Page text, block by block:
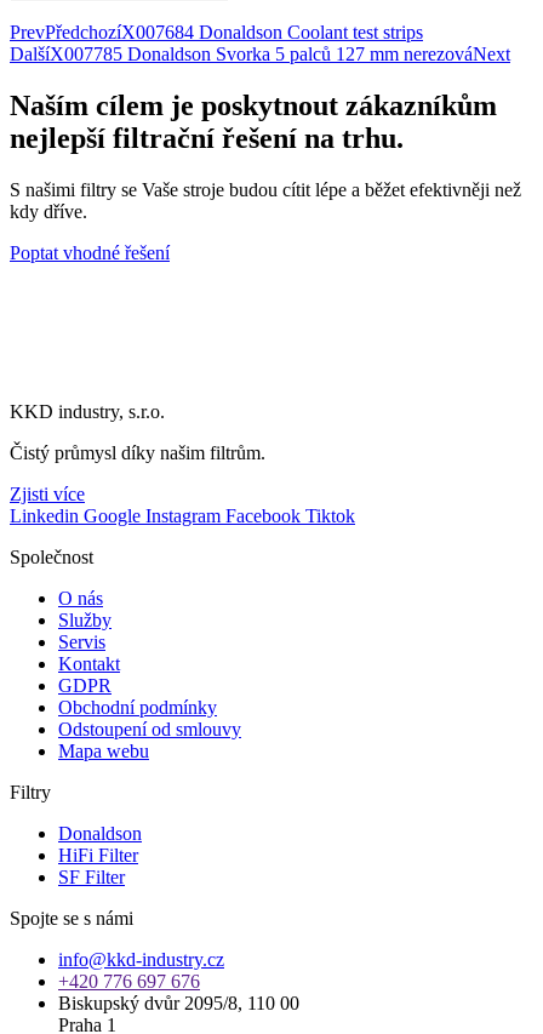
Příruba
množství
PrevPředchozíX007684 Donaldson Coolant test strips
DalšíX007785 Donaldson Svorka 5 palců 127 mm nerezováNext
Naším cílem je poskytnout zákazníkům
nejlepší filtrační řešení na trhu.
S našimi filtry se Vaše stroje budou cítit lépe a běžet efektivněji než
kdy dříve.
Poptat vhodné řešení
KKD industry, s.r.o.
Čistý průmysl díky našim filtrům.
Zjisti více
Linkedin Google Instagram Facebook Tiktok
Společnost
O nás
Služby
Servis
Kontakt
GDPR
Obchodní podmínky
Odstoupení od smlouvy
Mapa webu
Filtry
Donaldson
HiFi Filter
SF Filter
Spojte se s námi
info@kkd-industry.cz
+420 776 697 676
Biskupský dvůr 2095/8, 110 00
Praha 1